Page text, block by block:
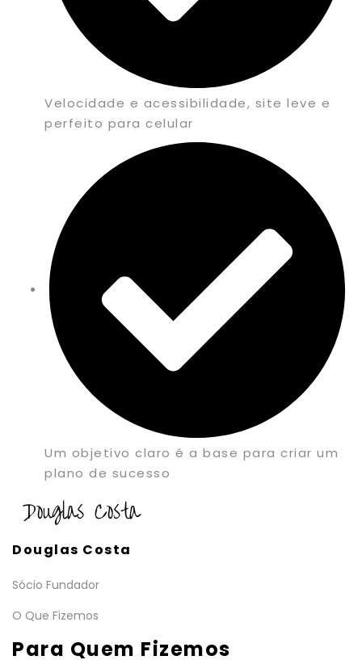
Velocidade e acessibilidade, site leve e
perfeito para celular
Um objetivo claro é a base para criar um
plano de sucesso
Douglas Costa
Sócio Fundador
O Que Fizemos
Para Quem Fizemos